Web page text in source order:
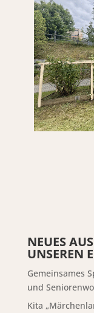
NEUES AUS
UNSEREN
Gemeinsames
und
Kita